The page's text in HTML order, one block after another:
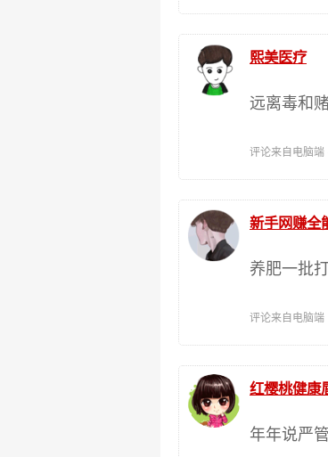
熙美医疗
远离毒和
评论来自电脑
新手网赚全
养肥一批
评论来自电脑
红樱桃健康
年年说严